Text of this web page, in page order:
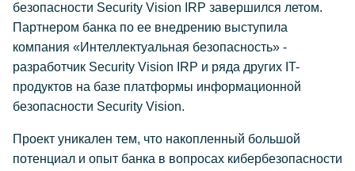
безопасности Security Vision IRP завершился летом.
Партнером банка по ее внедрению выступила
компания «Интеллектуальная безопасность» -
разработчик Security Vision IRP и ряда других IT-
продуктов на базе платформы информационной
безопасности Security Vision.
Проект уникален тем, что накопленный большой
потенциал и опыт банка в вопросах кибербезопасности